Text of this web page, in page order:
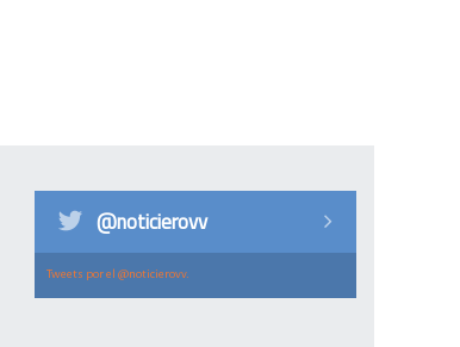
@noticierovv
Tweets por el @noticierovv.